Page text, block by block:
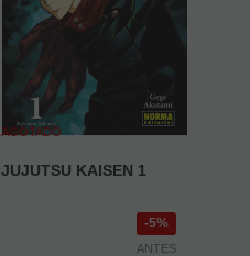
AGOTADO
JUJUTSU KAISEN 1
5%
ANTES